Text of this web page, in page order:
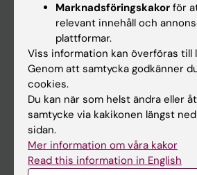
Nyheter
Student
Ladok
Canvas
Schema
Studentmejlen
Marknadsföringskakor för
relevant innehåll och
plattformar.
Viss information kan överföras till
Genom att samtycka godkänner
cookies.
Du kan när som helst ändra eller
samtycke via kakikonen längst
sidan.
Mer information om våra kakor
Read this information in English